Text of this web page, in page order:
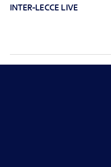
INTER-LECCE LIVE